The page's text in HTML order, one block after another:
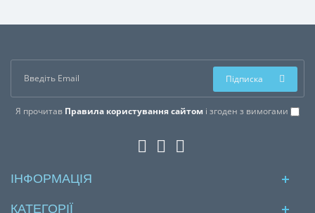
Я прочитав Правила користування сайтом і згоден з вимогами
Підписка
ІНФОРМАЦІЯ
КАТЕГОРІЇ